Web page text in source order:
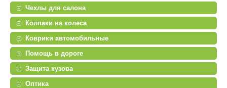
Чехлы для салона
Колпаки на колеса
Коврики автомобильные
Помощь в дороге
Защита кузова
Оптика